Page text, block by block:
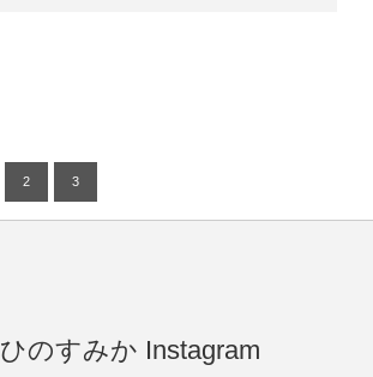
2 3
ひのすみか Instagram